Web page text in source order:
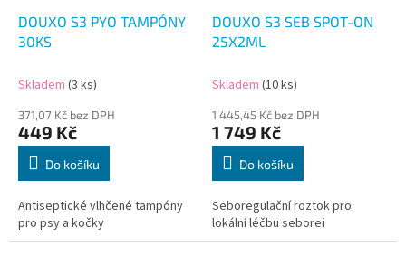
DOUXO S3 PYO TAMPÓNY
30KS
Skladem (3 ks)
371,07 Kč bez DPH
449 Kč
Do košíku
Antiseptické vlhčené tampóny
pro psy a kočky
DOUXO S3 SEB SPOT-ON
25X2ML
Skladem (10 ks)
1 445,45 Kč bez DPH
1 749 Kč
Do košíku
Seboregulační roztok pro
lokální léčbu seborei